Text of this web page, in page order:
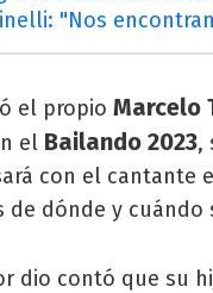
"Nos
el propio Marcelo
el Bailando 2023,
con el cantante
de dónde y cuándo
dio contó que su